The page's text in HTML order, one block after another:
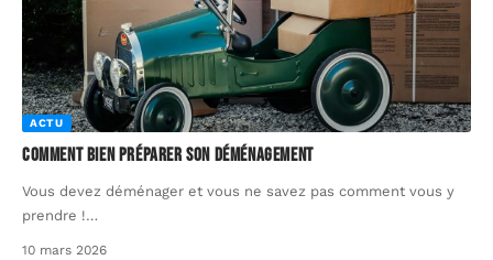
ACTU
Comment bien préparer son déménagement
Vous devez déménager et vous ne savez pas comment vous y
prendre !…
10 mars 2026